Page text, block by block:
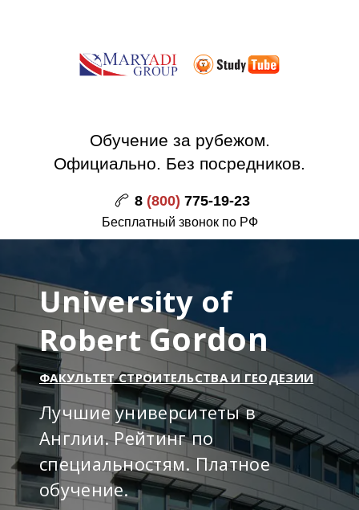
Обучение за рубежом.
Официально. Без посредников.
8 (800) 775-19-23
Бесплатный звонок по РФ
University of
RobertGordon
ФАКУЛЬТЕТ СТРОИТЕЛЬСТВА И ГЕОДЕЗИИ
Лучшие университеты в
Англии. Рейтинг по
специальностям. Платное
обучение.